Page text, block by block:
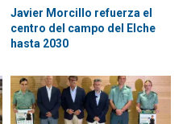
Javier Morcillo refuerza el
centro del campo del Elche
hasta 2030